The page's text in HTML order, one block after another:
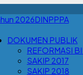
DINPPPA
DOKUMEN PUBLIK
REFORMASI
SAKIP 2017
SAKIP 2018